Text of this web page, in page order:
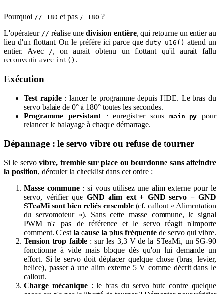
Pourquoi // 180 et pas / 180 ?
L'opérateur // réalise unedivision entière, qui retourne un entier au
lieu d'un flottant. On le préfère ici parce queduty_u16() attend un
entier. Avec
/, on aurait obtenu un flottant qu'il aurait fallu
reconvertir avec int() .
Exécution
Test rapide: lancer le programme depuis l'IDE. Le bras du
servo balaie de 0° à 180° toutes les secondes.
Programme persistant : enregistrer sous main.pypour
relancer le balayage à chaque démarrage.
Dépannage : le servo vibre ou refuse de tourner
Si le servovibre, tremble sur place ou bourdonne sans atteindre
la position, dérouler la checklist dans cet ordre :
Masse commune : si vous utilisez une alim externe pour le
servo, vérifier que GND alim ext + GND servo + GND
STeaMi sont bien reliés ensemble(cf. callout « Alimentation
du servomoteur »). Sans cette masse commune, le signal
PWM n'a pas de référence et le servo réagit n'importe
comment. C'est la cause la plus fréquente de servo qui vibre.
Tension trop faible: sur les 3,3 V de la STeaMi, un SG-90
fonctionne à vide mais bloque dès qu'on lui demande un
effort. Si le servo doit déplacer quelque chose (bras, levier,
hélice), passer à une alim externe 5 V comme décrit dans le
callout.
Charge mécanique: le bras du servo bute contre quelque